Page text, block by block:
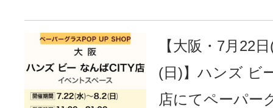
【大阪・7月22
(日)】ハンズ ビ
店にてペーパー